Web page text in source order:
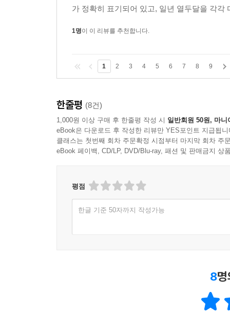
가 정확히 표기되어 있고, 일년 열두달을 각
1명이 이 리뷰를 추천합니다.
1 2 3 4 5 6 7 8 9
한줄평 (8건)
1,000원 이상 구매 후 한줄평 작성 시 일반회원 50원, 마니
eBook은 다운로드 후 작성한 리뷰만 YES포인트 지급됩니
클래스는 첫번째 회차 주문확정 시점부터 마지막 회차 주
eBook 페이백, CD/LP, DVD/Blu-ray, 패션 및 판매금지 상
평점
한글 기준 50자까지 작성가능
8